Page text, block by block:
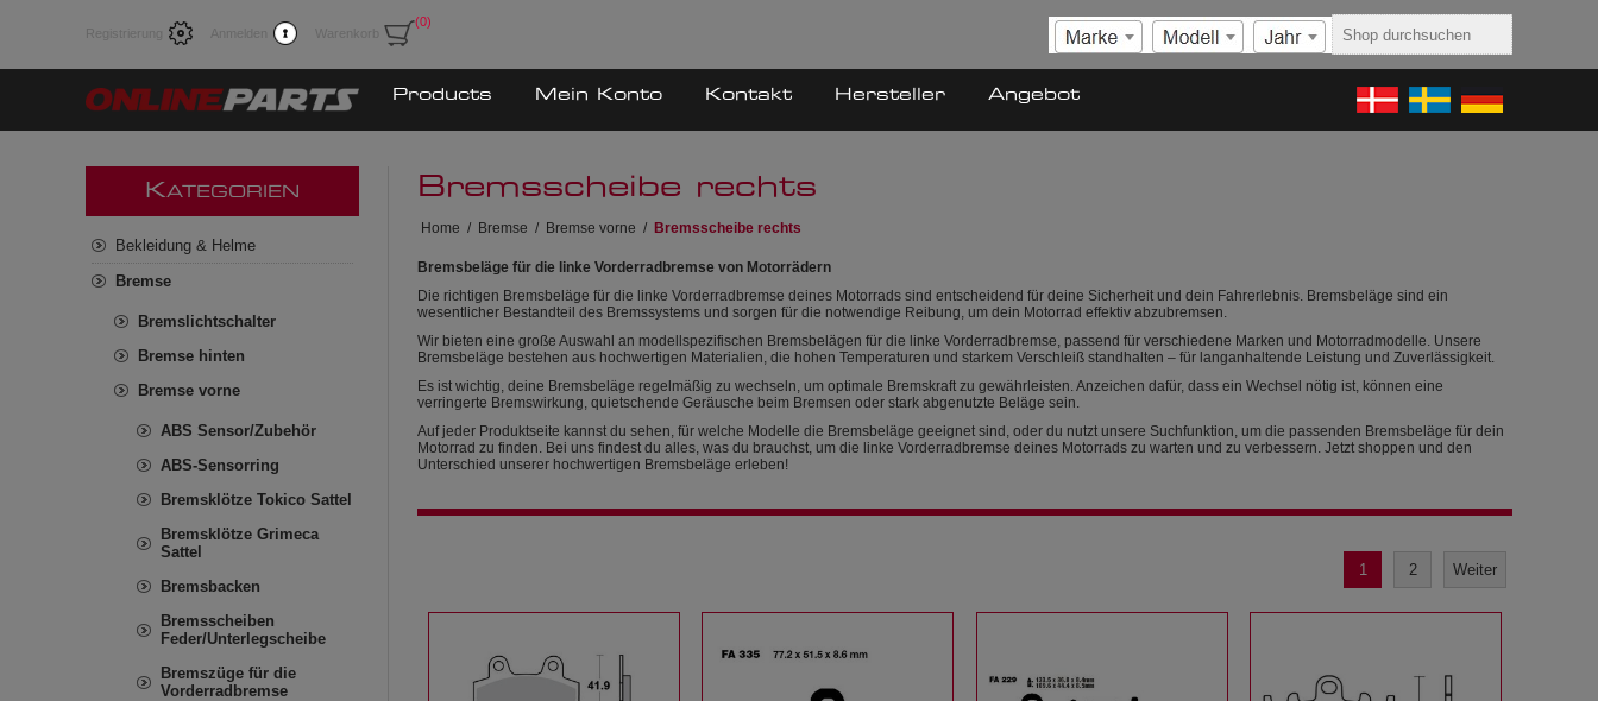
Registrierung Anmelden Warenkorb
(0)
Products Mein Konto Kontakt Hersteller Angebot
Bremsscheibe rechts
Home / Bremse / Bremse vorne / Bremsscheibe rechts
Bremsbeläge für die linke Vorderradbremse von Motorrädern
Die richtigen Bremsbeläge für die linke Vorderradbremse deines Motorrads sind entscheidend für deine Sicherheit und dein Fahrerlebnis. Bremsbeläge sind ein
wesentlicher Bestandteil des Bremssystems und sorgen für die notwendige Reibung, um dein Motorrad effektiv abzubremsen.
Wir bieten eine große Auswahl an modellspezifischen Bremsbelägen für die linke Vorderradbremse, passend für verschiedene Marken und Motorradmodelle. Unsere
Bremsbeläge bestehen aus hochwertigen Materialien, die hohen Temperaturen und starkem Verschleiß standhalten – für langanhaltende Leistung und Zuverlässigkeit.
Es ist wichtig, deine Bremsbeläge regelmäßig zu wechseln, um optimale Bremskraft zu gewährleisten. Anzeichen dafür, dass ein Wechsel nötig ist, können eine
verringerte Bremswirkung, quietschende Geräusche beim Bremsen oder stark abgenutzte Beläge sein.
Auf jeder Produktseite kannst du sehen, für welche Modelle die Bremsbeläge geeignet sind, oder du nutzt unsere Suchfunktion, um die passenden Bremsbeläge für dein
Motorrad zu finden. Bei uns findest du alles, was du brauchst, um die linke Vorderradbremse deines Motorrads zu warten und zu verbessern. Jetzt shoppen und den
Unterschied unserer hochwertigen Bremsbeläge erleben!
1 2 Weiter
KATEGORIEN
Bekleidung & Helme
Bremse
Bremslichtschalter
Bremse hinten
Bremse vorne
ABS Sensor/Zubehör
ABS-Sensorring
Bremsklötze Tokico Sattel
Bremsklötze Grimeca
Sattel
Bremsbacken
Bremsscheiben
Feder/Unterlegscheibe
Bremszüge für die
Vorderradbremse